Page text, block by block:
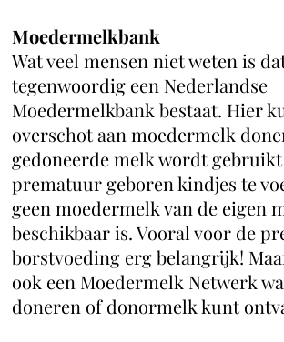
Moedermelkbank
Wat veel mensen niet weten is
tegenwoordig een Nederlandse
Moedermelkbank bestaat. Hier
overschot aan moedermelk
gedoneerde melk wordt
prematuur geboren kindjes te
geen moedermelk van de eigen
beschikbaar is. Vooral voor de
borstvoeding erg belangrijk!
ook een Moedermelk Netwerk
doneren of donormelk kunt